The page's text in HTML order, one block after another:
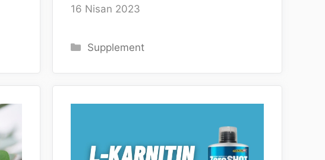
16 Nisan 2023
Kategoriler
Supplement